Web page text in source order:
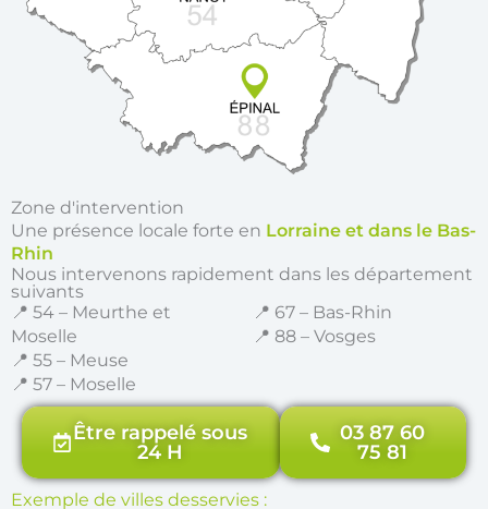
Zone d'intervention
Une présence locale forte en Lorraine et dans le Bas-
Rhin
Nous intervenons rapidement dans les département
suivants
📍 54 – Meurthe et
Moselle
📍 55 – Meuse
📍 57 – Moselle
📍 67 – Bas-Rhin
📍 88 – Vosges
Être rappelé sous
24 H
03 87 60
75 81
Exemple de villes desservies :